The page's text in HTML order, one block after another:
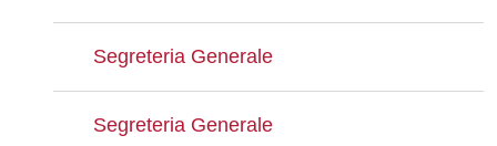
Segreteria Generale
Segreteria Generale